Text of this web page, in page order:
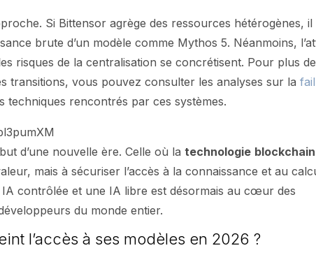
Si Bittensor agrège des ressources hétérogènes, il
brute d’un modèle comme Mythos 5. Néanmoins,
risques de la centralisation se concrétisent. Pour plus de
transitions, vous pouvez consulter les analyses sur la
techniques rencontrés par ces systèmes.
d’une nouvelle ère. Celle où latechnologie blockchain
mais à sécuriser l’accès à la connaissance et au
contrôlée et une IA libre est désormais au cœur des
du monde entier.
l’accès à ses modèles en 2026 ?